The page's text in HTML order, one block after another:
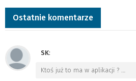
Ostatnie komentarze
SK:
Ktoś już to ma w aplikacji ? …